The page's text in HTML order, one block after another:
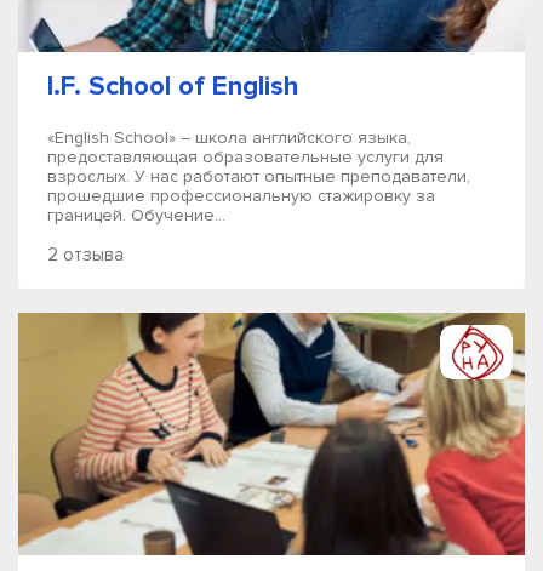
I.F. School of English
«English School» – школа английского языка,
предоставляющая образовательные услуги для
взрослых. У нас работают опытные преподаватели,
прошедшие профессиональную стажировку за
границей. Обучение...
2 отзыва